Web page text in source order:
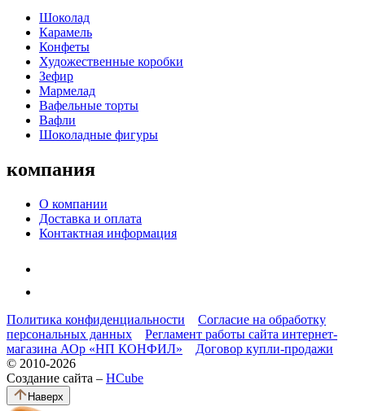
Шоколад
Карамель
Конфеты
Художественные коробки
Зефир
Мармелад
Вафельные торты
Вафли
Шоколадные фигуры
компания
О компании
Доставка и оплата
Контактная информация
Политика конфиденциальности
Согласие на обработку
персональных данных
Регламент работы сайта интернет-
магазина АОр «НП КОНФИЛ»
Договор купли-продажи
© 2010-2026
Создание сайта – HCube
Наверх